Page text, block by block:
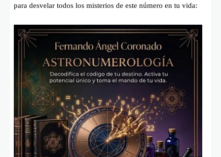
para desvelar todos los misterios de este número en tu vida: